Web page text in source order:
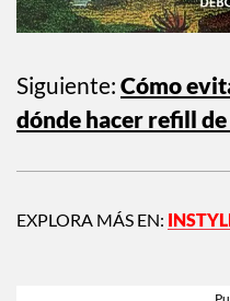
Siguiente: Cómo
dónde hacer refill
EXPLORA MÁS EN: